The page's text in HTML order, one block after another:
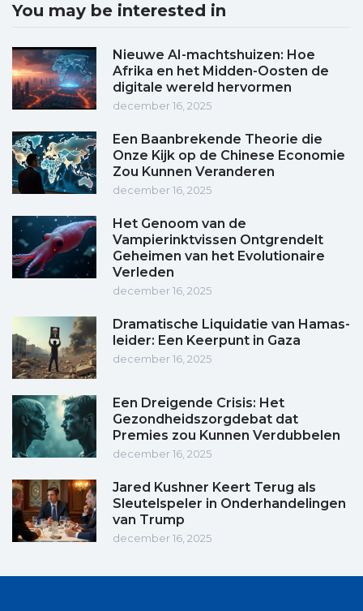
You may be interested in
Nieuwe AI-machtshuizen: Hoe
Afrika en het Midden-Oosten de
digitale wereld hervormen
december 16, 2025
Een Baanbrekende Theorie die
Onze Kijk op de Chinese Economie
Zou Kunnen Veranderen
december 16, 2025
Het Genoom van de
Vampierinktvissen Ontgrendelt
Geheimen van het Evolutionaire
Verleden
december 16, 2025
Dramatische Liquidatie van Hamas-
leider: Een Keerpunt in Gaza
december 16, 2025
Een Dreigende Crisis: Het
Gezondheidszorgdebat dat
Premies zou Kunnen Verdubbelen
december 16, 2025
Jared Kushner Keert Terug als
Sleutelspeler in Onderhandelingen
van Trump
december 16, 2025